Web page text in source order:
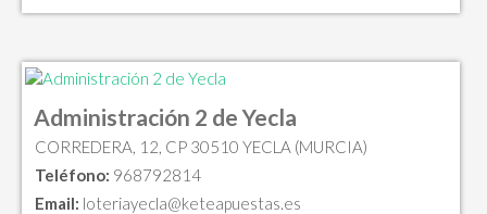
Administración 2 de Yecla
CORREDERA, 12, CP 30510 YECLA (MURCIA)
Teléfono: 968792814
Email: loteriayecla@keteapuestas.es